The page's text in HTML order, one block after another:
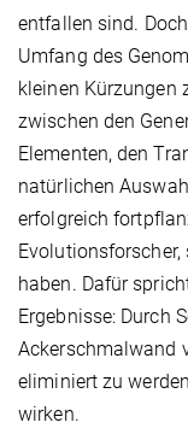
entfallen sind.
Umfang des
kleinen Kürzungen
zwischen den
Elementen, den
natürlichen
erfolgreich
haben. Dafür
Ergebnisse: Durch
Ackerschmalwand
eliminiert zu
wirken.